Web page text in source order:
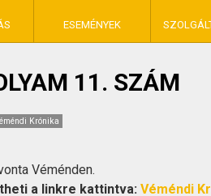
ESEMÉNYEK
11. SZÁM
Krónika
Véménden.
a linkre kattintva: Véméndi